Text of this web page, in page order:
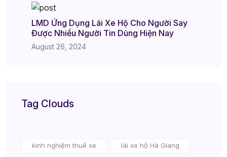
LMD Ứng Dụng Lái Xe Hộ Cho Người Say
Được Nhiều Người Tin Dùng Hiện Nay
August 26, 2024
Tag Clouds
kinh nghiệm thuê xe lái xe hộ Hà Giang